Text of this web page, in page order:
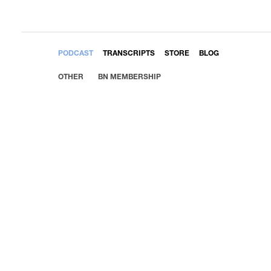
PODCAST TRANSCRIPTS STORE BLOG
OTHER BN MEMBERSHIP